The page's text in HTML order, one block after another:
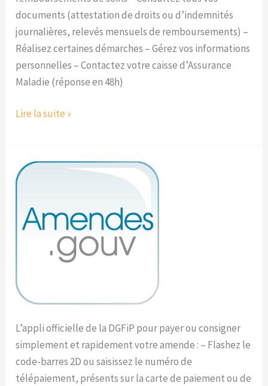
documents (attestation de droits ou d’indemnités
journalières, relevés mensuels de remboursements) –
Réalisez certaines démarches – Gérez vos informations
personnelles – Contactez votre caisse d’Assurance
Maladie (réponse en 48h)
Lire la suite »
L’appli officielle de la DGFiP pour payer ou consigner
simplement et rapidement votre amende : – Flashez le
code-barres 2D ou saisissez le numéro de
télépaiement, présents sur la carte de paiement ou de
Amendes.gouv